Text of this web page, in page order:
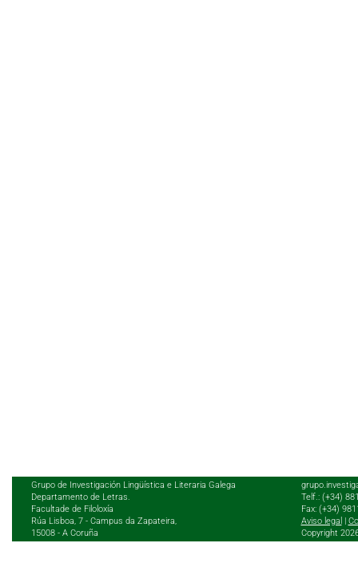
Grupo de Investigación Lingüística e Literaria Galega
Departamento de Letras.
Facultade de Filoloxía
Rúa Lisboa, 7 - Campus da Zapateira,
15008 - A Coruña
Telf.: (+34)
Fax: (+34)
Aviso legal
Copyright